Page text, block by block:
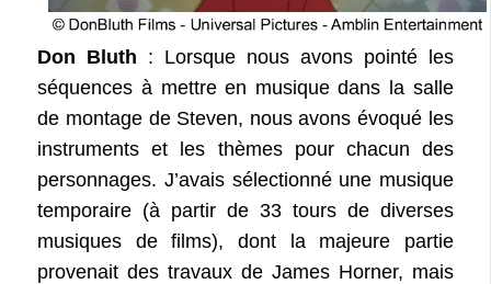
Don Bluth : Lorsque nous avons pointé les
séquences à mettre en musique dans la salle
de montage de Steven, nous avons évoqué les
instruments et les thèmes pour chacun des
personnages. J’avais sélectionné une musique
temporaire (à partir de 33 tours de diverses
musiques de films), dont la majeure partie
provenait des travaux de James Horner, mais